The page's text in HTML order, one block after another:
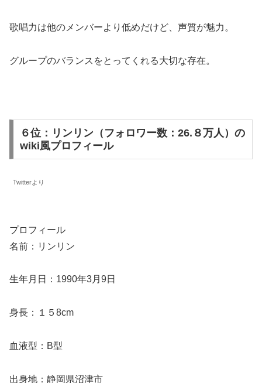
歌唱力は他のメンバーより低めだけど、声質が魅力。
グループのバランスをとってくれる大切な存在。
６位：リンリン（フォロワー数：26.８万人）の
wiki風プロフィール
Twitterより
プロフィール
名前：リンリン
生年月日：1990年3月9日
身長：１５8cm
血液型：B型
出身地：静岡県沼津市